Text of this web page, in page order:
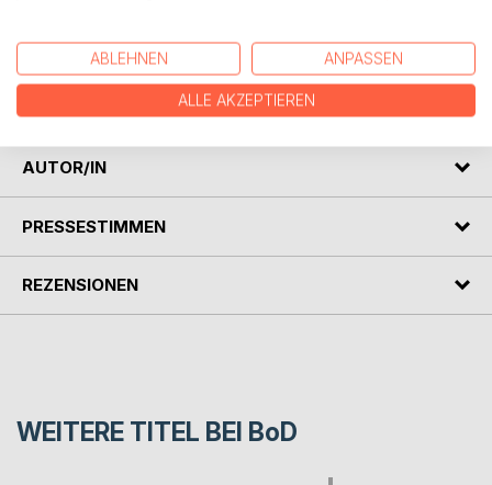
wenn wir unser Leben bejahen wollen.
Ein leichtes, aber ernstes Buch
über die Frage nach dem Sinn des Lebens.
AUTOR/IN
PRESSESTIMMEN
REZENSIONEN
WEITERE TITEL BEI BoD
ABLEHNEN ANPASSEN
ALLE AKZEPTIEREN